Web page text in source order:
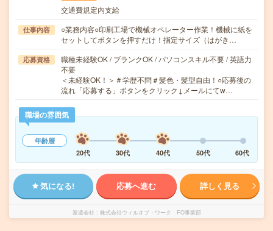
交通費規定内支給
仕事内容
○業務内容○印刷工場で機械オペレーター作業！機械に紙を
セットしてボタンを押すだけ！指定サイズ（はがき…
応募資格
職種未経験OK / ブランクOK / パソコンスキル不要 / 英語力
不要
＜未経験OK！＞＃学歴不問＃髪色・髪型自由！○応募後の
流れ「応募する」ボタンをクリック↓メールにてw…
職場の雰囲気
年齢層
20代
30代 40代 50代 60代
気になる! 応募へ進む 詳しく見る
派遣会社 株式会社ウィルオブ・ワーク FO事業部